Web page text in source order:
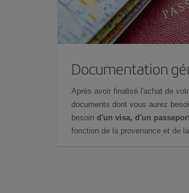
Documentation
Après avoir finalisé l'achat de
documents dont vous aurez
besoin d'un visa, d'un
fonction de la provenance et de